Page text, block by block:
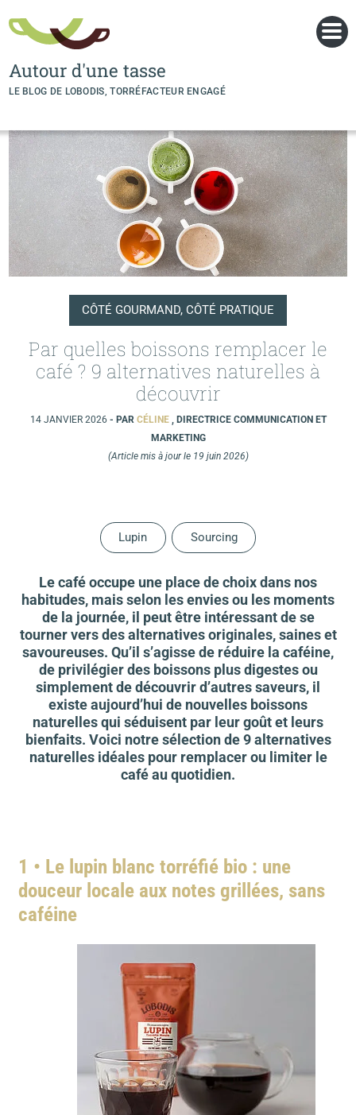
Autour d'une tasse
LE BLOG DE LOBODIS, TORRÉFACTEUR ENGAGÉ
CÔTÉ GOURMAND, CÔTÉ PRATIQUE
Par quelles boissons remplacer le
café ? 9 alternatives naturelles à
découvrir
14 JANVIER 2026 - PAR CÉLINE , DIRECTRICE COMMUNICATION ET
MARKETING
(Article mis à jour le 19 juin 2026)
Lupin Sourcing
Le café occupe une place de choix dans nos
habitudes, mais selon les envies ou les moments
de la journée, il peut être intéressant de se
tourner vers des alternatives originales, saines et
savoureuses. Qu’il s’agisse de réduire la caféine,
de privilégier des boissons plus digestes ou
simplement de découvrir d’autres saveurs, il
existe aujourd’hui de nouvelles boissons
naturelles qui séduisent par leur goût et leurs
bienfaits. Voici notre sélection de 9 alternatives
naturelles idéales pour remplacer ou limiter le
café au quotidien.
1 • Le lupin blanc torréfié bio : une
douceur locale aux notes grillées, sans
caféine